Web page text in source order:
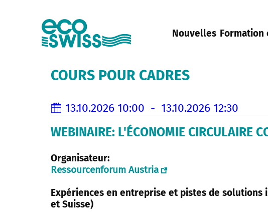
Nouvelles Formation
COURS POUR CADRES
13.10.2026 10:00 - 13.10.2026 12:30
WEBINAIRE: L'ÉCONOMIE CIRCULAIRE
Organisateur:
Ressourcenforum Austria
Expériences en entreprise et pistes de solutions
et Suisse)